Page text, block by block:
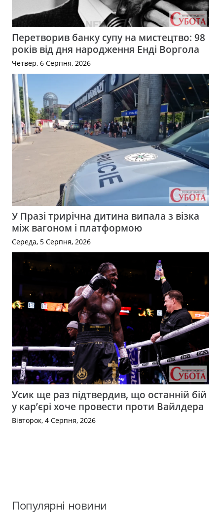
Перетворив банку супу на мистецтво: 98
років від дня народження Енді Воргола
Четвер, 6 Серпня, 2026
У Празі трирічна дитина випала з візка
між вагоном і платформою
Середа, 5 Серпня, 2026
Усик ще раз підтвердив, що останній бій
у кар’єрі хоче провести проти Вайлдера
Вівторок, 4 Серпня, 2026
Популярні новини